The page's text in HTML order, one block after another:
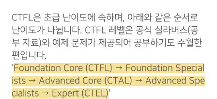
CTFL은 초급 난이도에 속하며, 아래와 같은 순서로
난이도가 나뉩니다. CTFL 레벨은 공식 실라버스(공
부 자료)와 예제 문제가 제공되어 공부하기도 수월한
편입니다.
'Foundation Core (CTFL) → Foundation Special
ists → Advanced Core (CTAL) → Advanced Spe
cialists → Expert (CTEL)'